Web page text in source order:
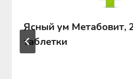
Ясный ум Метабовит,
таблетки